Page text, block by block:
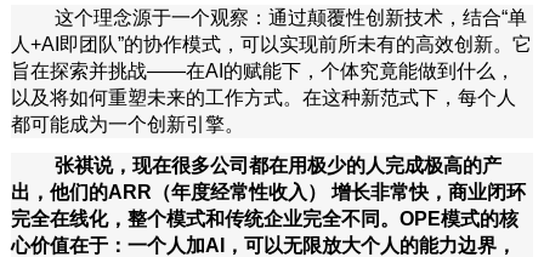
这个理念源于一个观察：通过颠覆性创新技术，结合“单
人+AI即团队”的协作模式，可以实现前所未有的高效创新。它
旨在探索并挑战——在AI的赋能下，个体究竟能做到什么，
以及将如何重塑未来的工作方式。在这种新范式下，每个人
都可能成为一个创新引擎。
张祺说，现在很多公司都在用极少的人完成极高的产
出，他们的ARR（年度经常性收入）
增长非常快，商业闭环
完全在线化，整个模式和传统企业完全不同。OPE模式的核
心价值在于：一个人加AI，可以无限放大个人的能力边界，